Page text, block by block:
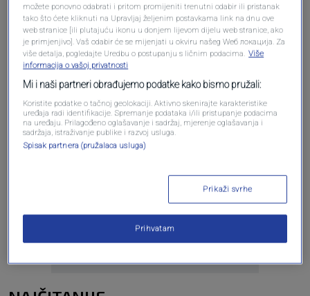
Oglas
možete ponovno odabrati i pritom promijeniti trenutni odabir ili pristanak
tako što ćete kliknuti na Upravljaj željenim postavkama link na dnu ove
web stranice [ili plutajuću ikonu u donjem lijevom dijelu web stranice, ako
je primjenjivo]. Vaš odabir će se mijenjati u okviru našeg Wеб локација. Za
više detalja, pogledajte Uredbu o postupanju s ličnim podacima. Više
informacija o vašoj privatnosti
Mi i naši partneri obrađujemo podatke kako bismo pružali:
Koristite podatke o tačnoj geolokaciji. Aktivno skenirajte karakteristike
uređaja radi identifikacije. Spremanje podataka i/ili pristupanje podacima
na uređaju. Prilagođeno oglašavanje i sadržaj, mjerenje oglašavanja i
sadržaja, istraživanje publike i razvoj usluga.
Spisak partnera (pružalaca usluga)
Prikaži svrhe
Prihvatam